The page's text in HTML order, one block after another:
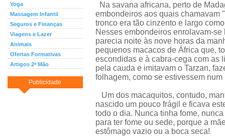
Yoga
Massagem Infantil
Seguros e Finanças
Viagens e Lazer
Animais
Ofertas Formativas
Artigos 2ª Mão
Publicidade
Na savana africana, perto de
embondeiros aos quais chamavam
tronco era tão cinzento e largo
Nesses embondeiros enrolavam-
parecia noite às nove horas da
pequenos macacos de África que,
escondidas e à cabra-cega com as
pela cauda e imitavam o Tarzan,
folhagem, como se estivessem
Um dos macaquitos, contudo,
nascido um pouco frágil e ficava
todo o dia. Nunca tinha fome,
para ter fome ou sede, porque a
estômago vazio ou a boca seca!